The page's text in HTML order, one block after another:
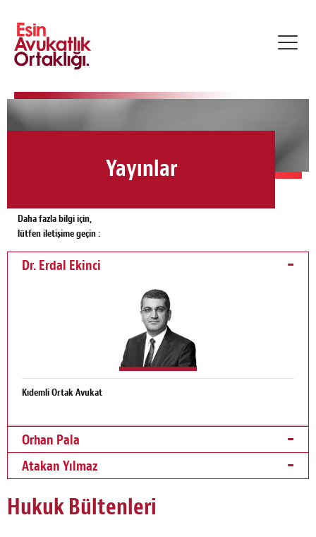
Yayınlar
Daha fazla bilgi için,
lütfen iletişime geçin :
Dr. Erdal Ekinci
Kıdemli Ortak Avukat
Orhan Pala
Atakan Yılmaz
Hukuk Bültenleri